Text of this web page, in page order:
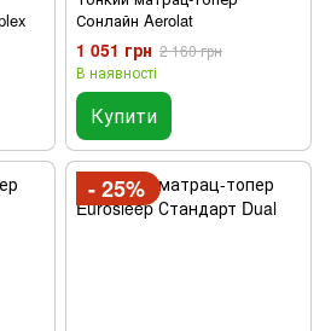
Сонлайн Aerolat
1 051 грн 2 160 грн
В наявності
Купити
- 25%